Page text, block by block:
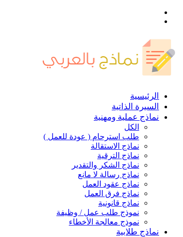
الرئيسية
السيرة الذاتية
نماذج عملية ومهنية
الكل
طلب استرحام ( عودة للعمل )
نماذج الاستقالة
نماذج الترقية
نماذج الشكر والتقدير
نماذج رسالة لا مانع
نماذج عقود العمل
نماذج فرق العمل
نماذج قانونية
نموذج طلب عمل / وظيفة
نموذج معالجة الأخطاء
نماذج طلابية